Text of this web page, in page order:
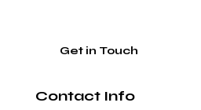
Contact Info